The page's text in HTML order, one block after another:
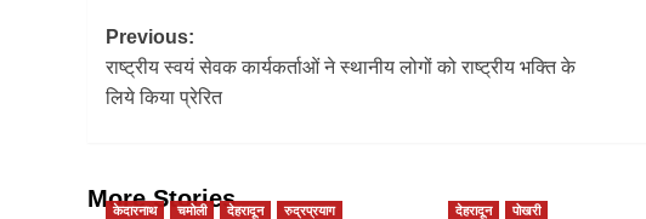
Post
navigation
Previous:
राष्ट्रीय स्वयं सेवक कार्यकर्ताओं ने स्थानीय लोगों को राष्ट्रीय भक्ति के
लिये किया प्रेरित
More Stories
केदारनाथ चमोली देहरादून रुद्रप्रयाग देहरादून पोखरी